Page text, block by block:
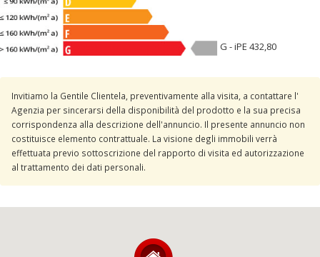
G - iPE 432,80
Invitiamo la Gentile Clientela, preventivamente alla visita, a contattare l'
Agenzia per sincerarsi della disponibilità del prodotto e la sua precisa
corrispondenza alla descrizione dell'annuncio. Il presente annuncio non
costituisce elemento contrattuale. La visione degli immobili verrà
effettuata previo sottoscrizione del rapporto di visita ed autorizzazione
al trattamento dei dati personali.